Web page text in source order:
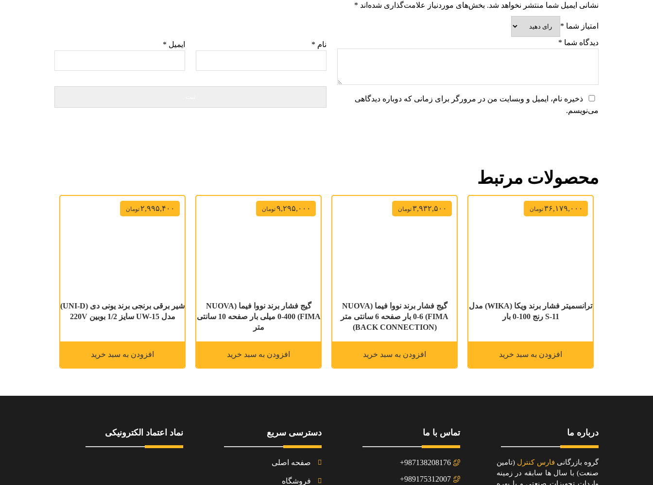
نشانی ایمیل شما منتشر نخواهد شد. بخش‌های موردنیاز علامت‌گذاری شده‌اند *
امتیاز شما *
دیدگاه شما * نام * ایمیل *
ذخیره نام، ایمیل و وبسایت من در مرورگر برای زمانی که دوباره دیدگاهی
می‌نویسم.
محصولات مرتبط
ترانسمیتر فشار برند ویکا (WIKA) مدل
S-11 رنج 100-0 بار
۳۶,۱۷۹,۰۰۰تومان
افزودن به سبد خرید
گیج فشار برند نووا فیما (NUOVA
FIMA) 0-6 بار صفحه 6 سانتی متر
(BACK CONNECTION)
۳,۹۳۲,۵۰۰تومان
افزودن به سبد خرید
گیج فشار برند نووا فیما (NUOVA
FIMA) 0-400 میلی بار صفحه 10 سانتی
متر
۹,۲۹۵,۰۰۰تومان
افزودن به سبد خرید
شیر برقی برنجی برند یونی دی (UNI-D)
مدل UW-15 سایز 1/2 بوبین 220V
۲,۹۹۵,۴۰۰تومان
افزودن به سبد خرید
درباره ما
گروه بازرگانی فارس کنترل (تامین
صنعت) با سال ها سابقه در زمینه
واردات تجهیزات صنعتی و با بهره
تماس با ما
987138208176+
989175312007+
دسترسی سریع
صفحه اصلی
فروشگاه
نماد اعتماد الکترونیکی